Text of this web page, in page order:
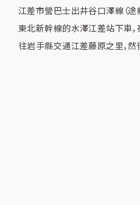
江差市營巴士出井谷口澤線（途
東北新幹線的水澤江差站下車
往岩手縣交通江差藤原之里，然